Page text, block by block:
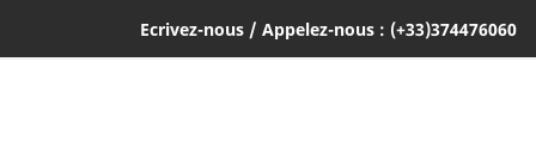
Ecrivez-nous / Appelez-nous : (+33)374476060